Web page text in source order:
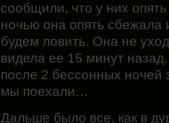
сообщили, что у них
ночью она опять сбежала
будем ловить. Она не
видела ее 15 минут
после 2 бессонных ночей
мы поехали…
Дальше было все, как в